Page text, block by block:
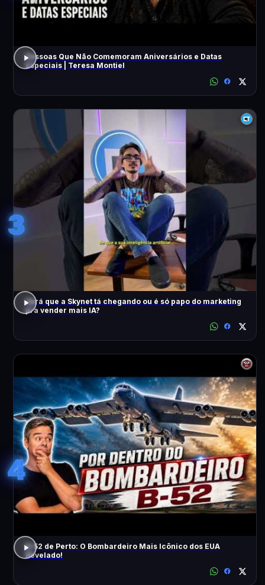
Pessoas Que Não Comemoram Aniversários e Datas
Especiais | Teresa Montiel
3
Será que a Skynet tá chegando ou é só papo do marketing
pra vender mais IA?
4
B-52 de Perto: O Bombardeiro Mais Icônico dos EUA
Revelado!